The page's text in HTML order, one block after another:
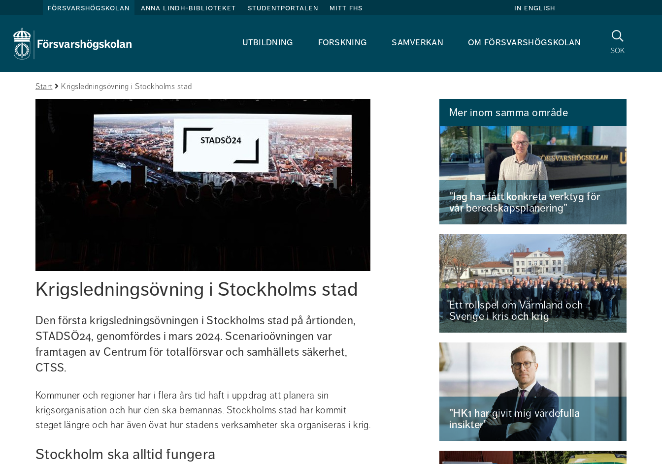
försvarshögskolan anna lindh-biblioteket studentportalen mitt fhs in english
utbildning forskning samverkan om försvarshögskolan
sök
Sök
Start Krigsledningsövning i Stockholms stad
Krigsledningsövning i Stockholms stad
Den första krigsledningsövningen i Stockholms stad på årtionden,
STADSÖ24, genomfördes i mars 2024. Scenarioövningen var
framtagen av Centrum för totalförsvar och samhällets säkerhet,
CTSS.
Kommuner och regioner har i flera års tid haft i uppdrag att planera sin
krigsorganisation och hur den ska bemannas. Stockholms stad har kommit
steget längre och har även övat hur stadens verksamheter ska organiseras i krig.
Stockholm ska alltid fungera
Mer inom samma område
”Jag har fått konkreta verktyg för
vår beredskapsplanering”
Ett rollspel om Värmland och
Sverige i kris och krig
”HK1 har givit mig värdefulla
insikter"